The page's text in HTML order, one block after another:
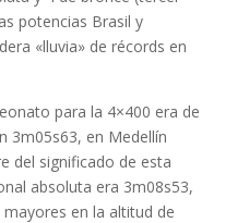
potencias Brasil y
«lluvia» de récords en
para la 4×400 era de
3m05s63, en Medellín
del significado de esta
absoluta era 3m08s53,
en la altitud de